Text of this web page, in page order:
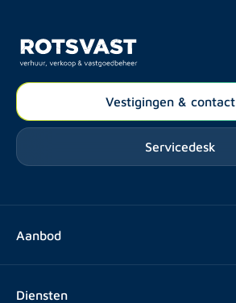
Vestigingen & contact
Servicedesk
Aanbod
Diensten